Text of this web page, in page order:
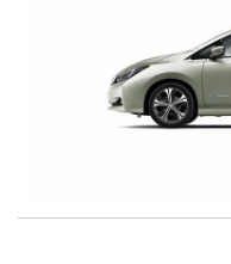
necessário no contexto
Realçamos que o
tecnologias similares
experiência de
Consulte a política de